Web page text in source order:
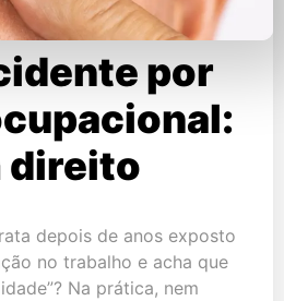
por
direito
depois de anos exposto
no trabalho e acha que
Na prática, nem